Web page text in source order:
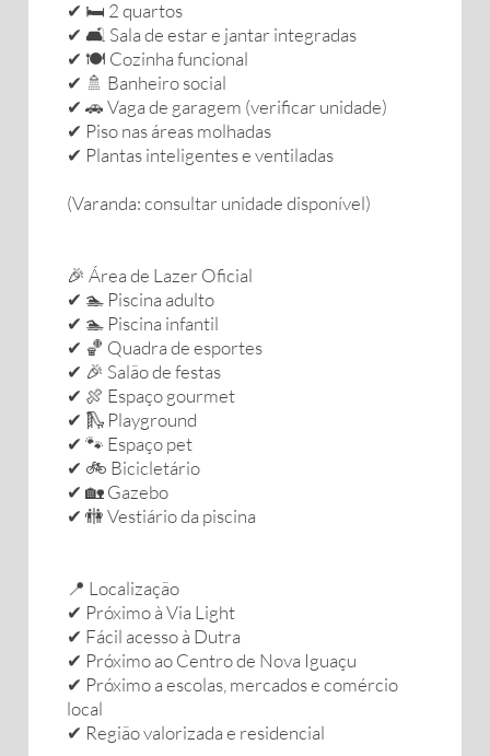
✔ 🛏️ 2 quartos
✔ 🛋️ Sala de estar e jantar integradas
✔ 🍽️ Cozinha funcional
✔ 🚿 Banheiro social
✔ 🚗 Vaga de garagem (verificar unidade)
✔ Piso nas áreas molhadas
✔ Plantas inteligentes e ventiladas
(Varanda: consultar unidade disponível)
🎉 Área de Lazer Oficial
✔ 🏊 Piscina adulto
✔ 🏊 Piscina infantil
✔ 🏀 Quadra de esportes
✔ 🎉 Salão de festas
✔ 🍖 Espaço gourmet
✔ 🛝 Playground
✔ 🐾 Espaço pet
✔ 🚲 Bicicletário
✔ 🏡 Gazebo
✔ 🚻 Vestiário da piscina
📍 Localização
✔ Próximo à Via Light
✔ Fácil acesso à Dutra
✔ Próximo ao Centro de Nova Iguaçu
✔ Próximo a escolas, mercados e comércio
local
✔ Região valorizada e residencial